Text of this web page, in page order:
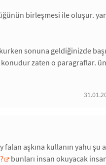
birleşmesi ile oluşur.
sonuna geldiğinizde
zaten o paragraflar.
aşkına kullanın yahu şu
bunları insan okuyacak